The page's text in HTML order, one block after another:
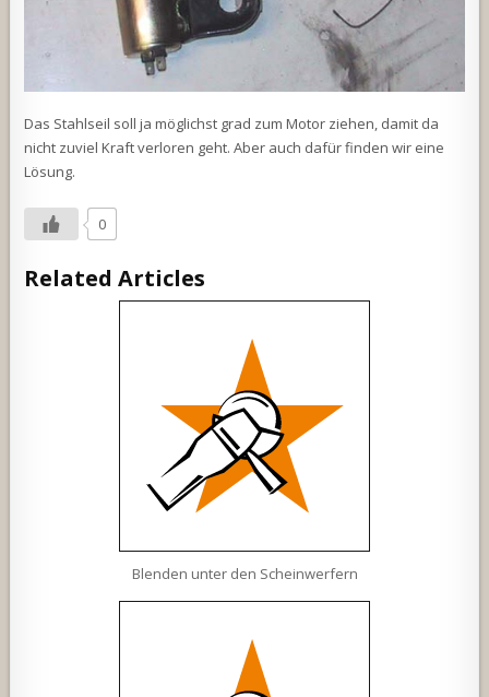
Das Stahlseil soll ja möglichst grad zum Motor ziehen, damit da
nicht zuviel Kraft verloren geht. Aber auch dafür finden wir eine
Lösung.
0
Related Articles
Blenden unter den Scheinwerfern